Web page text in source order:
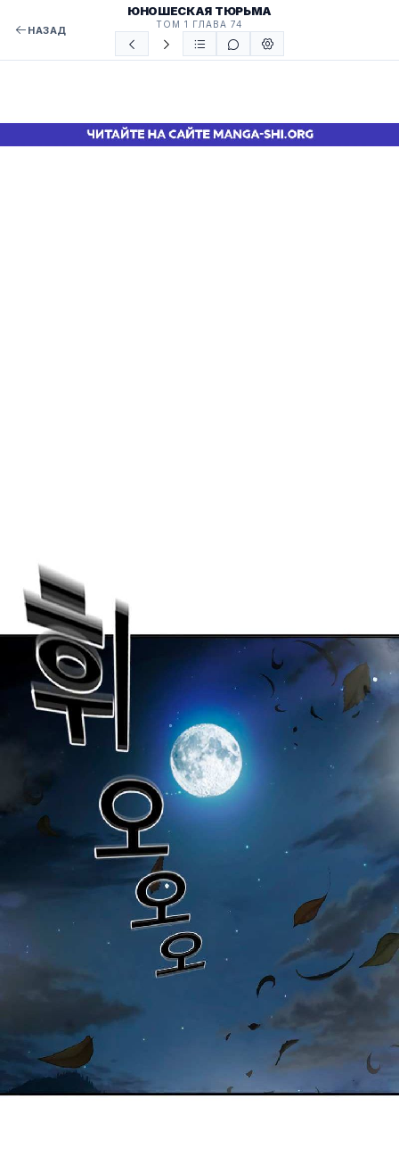
НАЗАД
ЮНОШЕСКАЯ ТЮРЬМА
ТОМ 1 ГЛАВА 74